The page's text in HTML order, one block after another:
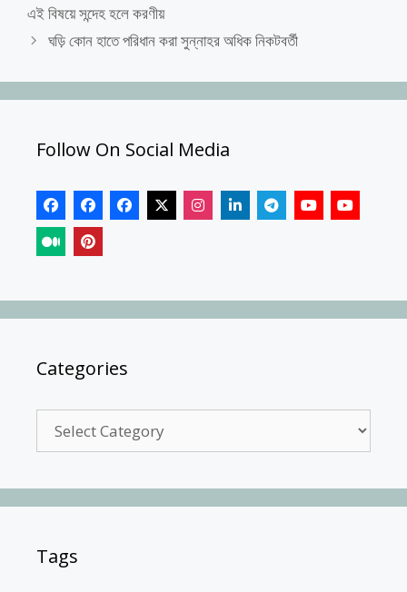
এই বিষয়ে সন্দেহ হলে করণীয়
ঘড়ি কোন হাতে পরিধান করা সুন্নাহর অধিক নিকটবর্তী
Follow On Social Media
Categories
Tags